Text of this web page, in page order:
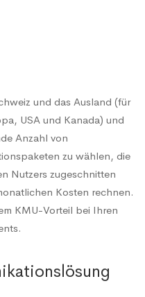
und das Ausland (für
USA und Kanada) und
Anzahl von
zu wählen, die
Nutzers zugeschnitten
Kosten rechnen.
KMU-Vorteil bei Ihren